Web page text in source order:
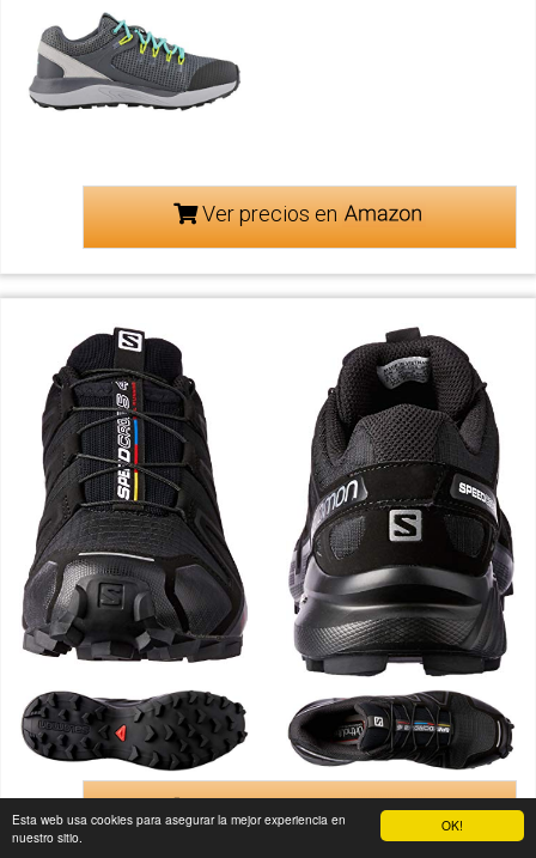
OK!
Esta web usa cookies para asegurar la mejor experiencia en
nuestro sitio.
Ver precios en